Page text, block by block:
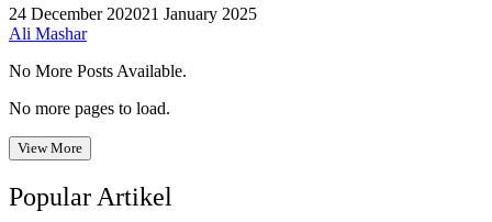
24 December 202021 January 2025
Ali Mashar
No More Posts Available.
No more pages to load.
View More
Popular Artikel